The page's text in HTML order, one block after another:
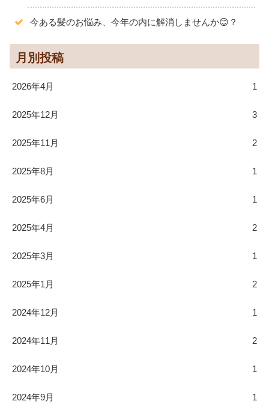
今ある髪のお悩み、今年の内に解消しませんか😊？
月別投稿
2026年4月 1
2025年12月 3
2025年11月 2
2025年8月 1
2025年6月 1
2025年4月 2
2025年3月 1
2025年1月 2
2024年12月 1
2024年11月 2
2024年10月 1
2024年9月 1